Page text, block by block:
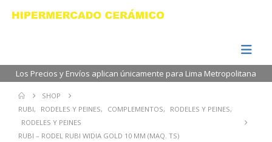
Los Precios y Envíos aplican únicamente para Lima Metropolitana
SHOP
RUBI, RODELES Y PEINES, COMPLEMENTOS, RODELES Y PEINES,
RODELES Y PEINES
RUBI – RODEL RUBI WIDIA GOLD 10 MM (MAQ. TS)